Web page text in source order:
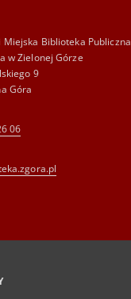
Miejska Biblioteka Publiczna
w Zielonej Górze
9
Góra
06